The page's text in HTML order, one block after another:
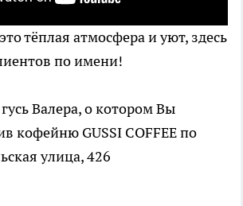
тёплая атмосфера и уют, здесь
по имени!
Валера, о котором Вы
кофейню GUSSI COFFEE по
улица, 426